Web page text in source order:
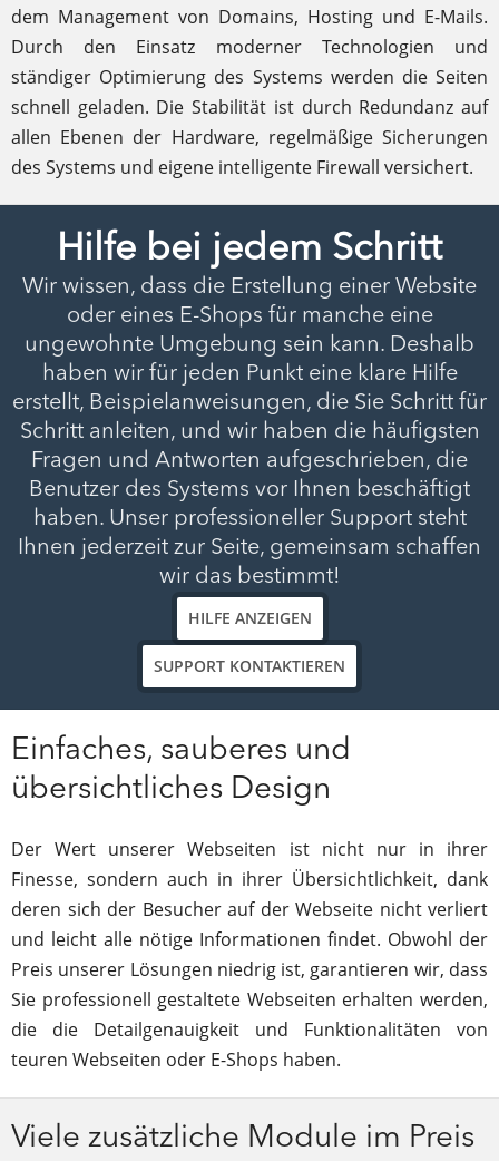
dem Management von Domains, Hosting und E-Mails.
Durch den Einsatz moderner Technologien und
ständiger Optimierung des Systems werden die Seiten
schnell geladen. Die Stabilität ist durch Redundanz auf
allen Ebenen der Hardware, regelmäßige Sicherungen
des Systems und eigene intelligente Firewall versichert.
Hilfe bei jedem Schritt
Wir wissen, dass die Erstellung einer Website
oder eines E-Shops für manche eine
ungewohnte Umgebung sein kann. Deshalb
haben wir für jeden Punkt eine klare Hilfe
erstellt, Beispielanweisungen, die Sie Schritt für
Schritt anleiten, und wir haben die häufigsten
Fragen und Antworten aufgeschrieben, die
Benutzer des Systems vor Ihnen beschäftigt
haben. Unser professioneller Support steht
Ihnen jederzeit zur Seite, gemeinsam schaffen
wir das bestimmt!
HILFE ANZEIGEN
SUPPORT KONTAKTIEREN
Einfaches, sauberes und
übersichtliches Design
Der Wert unserer Webseiten ist nicht nur in ihrer
Finesse, sondern auch in ihrer Übersichtlichkeit, dank
deren sich der Besucher auf der Webseite nicht verliert
und leicht alle nötige Informationen findet. Obwohl der
Preis unserer Lösungen niedrig ist, garantieren wir, dass
Sie professionell gestaltete Webseiten erhalten werden,
die die De­tail­ge­nau­ig­keit und Funktionalitäten von
teuren Webseiten oder E-Shops haben.
Viele zusätzliche Module im Preis